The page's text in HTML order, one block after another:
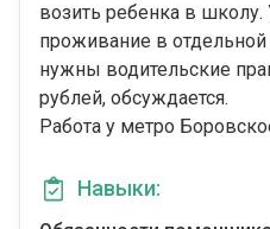
возить ребенка в школу.
проживание в отдельной
нужны водительские
рублей, обсуждается.
Работа у метро
Навыки: